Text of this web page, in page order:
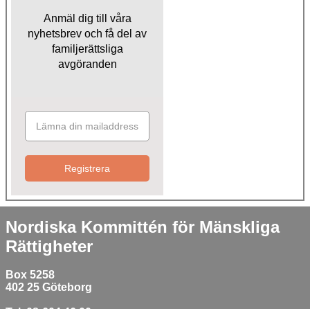
Anmäl dig till våra
nyhetsbrev och få del av
familjerättsliga
avgöranden
Registrera
Nordiska Kommittén för Mänskliga
Rättigheter
Box 5258
402 25 Göteborg